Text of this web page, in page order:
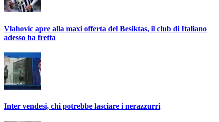
Vlahovic apre alla maxi offerta del Besiktas, il club di Italiano
adesso ha fretta
Inter vendesi, chi potrebbe lasciare i nerazzurri